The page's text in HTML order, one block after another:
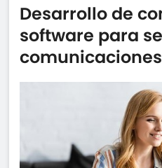
Desarrollo de
software para
comunicaciones